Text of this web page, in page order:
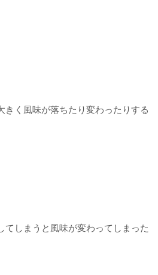
きく風味が落ちたり変わったりする
てしまうと風味が変わってしまった